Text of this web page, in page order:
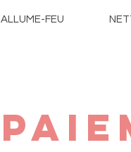
ALLUME-FEU